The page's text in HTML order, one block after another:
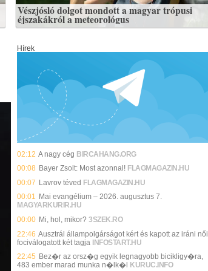
Vészjósló dolgot mondott a magyar trópusi
éjszakákról a meteorológus
Hírek
02:12 A nagy cég BIRCAHANG.ORG
00:08 Bayer Zsolt: Most azonnal! FLAGMAGAZIN.HU
00:07 Lavrov téved FLAGMAGAZIN.HU
00:01 Mai evangélium – 2026. augusztus 7.
MAGYARKURIR.HU
00:00 Mi, hol, mikor? 3SZEK.RO
22:46 Ausztrál állampolgárságot kért és kapott az iráni női
fociválogatott két tagja INFOSTART.HU
22:45 Bez�r az orsz�g egyik legnagyobb bicikligy�ra,
483 ember marad munka n�lk�l KURUC.INFO